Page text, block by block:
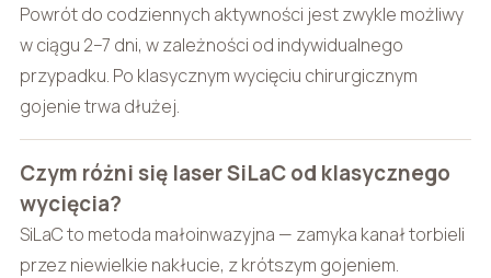
Powrót do codziennych aktywności jest zwykle możliwy
w ciągu 2–7 dni, w zależności od indywidualnego
przypadku. Po klasycznym wycięciu chirurgicznym
gojenie trwa dłużej.
Czym różni się laser SiLaC od klasycznego
wycięcia?
SiLaC to metoda małoinwazyjna — zamyka kanał torbieli
przez niewielkie nakłucie, z krótszym gojeniem.